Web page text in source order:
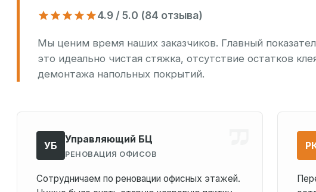
4.9 / 5.0 (84 отзыва)
Мы ценим время наших заказчиков. Главный
это идеально чистая стяжка, отсутствие остатков
демонтажа напольных покрытий.
УБ
Управляющий БЦ
РЕНОВАЦИЯ ОФИСОВ
Сотрудничаем по реновации офисных этажей.